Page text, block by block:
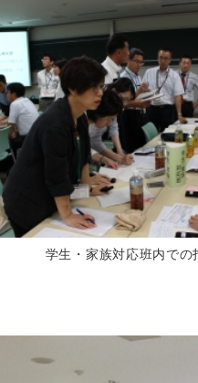
学生・家族対応班内での